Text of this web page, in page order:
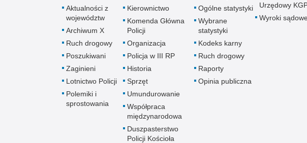
Aktualności z
województw
Archiwum X
Ruch drogowy
Poszukiwani
Zaginieni
Lotnictwo Policji
Polemiki i
sprostowania
Kierownictwo
Komenda Główna
Policji
Organizacja
Policja w III RP
Historia
Sprzęt
Umundurowanie
Współpraca
międzynarodowa
Duszpasterstwo
Policji Kościoła
Ogólne statystyki
Wybrane
statystyki
Kodeks karny
Ruch drogowy
Raporty
Opinia publiczna
Urzędowy
Wyroki